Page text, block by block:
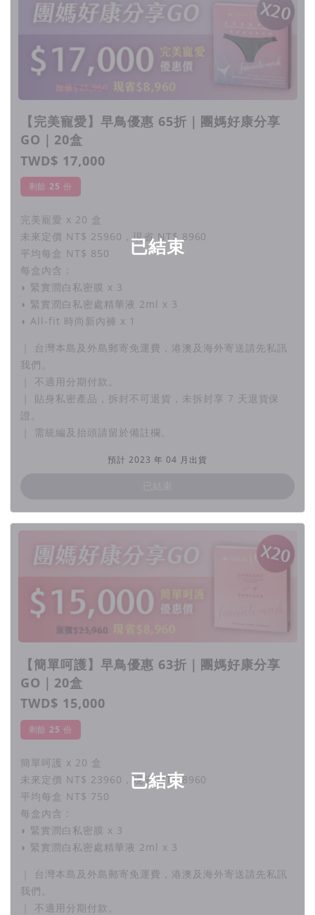
已結束
【完美寵愛】早鳥優惠 65折｜團媽好康分享
GO｜20盒
TWD$ 17,000
剩餘25 份
完美寵愛 x 20 盒
未來定價 NT$ 25960，現省 NT$ 8960
平均每盒 NT$ 850
每盒內含 :
◗ 緊實潤白私密膜 x 3
◗ 緊實潤白私密處精華液 2ml x 3
◗ All-fit 時尚新內褲 x 1
｜ 台灣本島及外島郵寄免運費，港澳及海外寄送請先私訊
我們。
｜ 不適用分期付款。
｜ 貼身私密產品，拆封不可退貨，未拆封享 7 天退貨保
證。
｜ 需統編及抬頭請留於備註欄。
預計 2023 年 04 月出貨
已結束
【簡單呵護】早鳥優惠 63折｜團媽好康分享
GO｜20盒
TWD$ 15,000
剩餘25 份
簡單呵護 x 20 盒
未來定價 NT$ 23960，現省 NT$ 8960
平均每盒 NT$ 750
每盒內含 :
◗ 緊實潤白私密膜 x 3
◗ 緊實潤白私密處精華液 2ml x 3
｜ 台灣本島及外島郵寄免運費，港澳及海外寄送請先私訊
我們。
｜ 不適用分期付款。